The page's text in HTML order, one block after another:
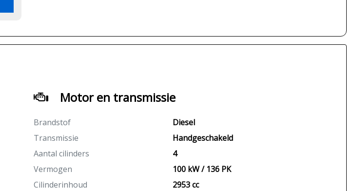
Motor en transmissie
Brandstof
Diesel
Transmissie
Handgeschakeld
Aantal cilinders
4
Vermogen
100 kW / 136 PK
Cilinderinhoud
2953 cc